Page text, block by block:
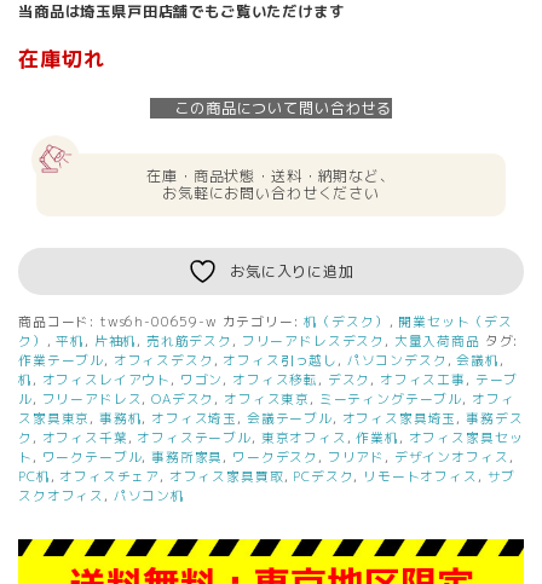
当商品は埼玉県戸田店舗でもご覧いただけます
在庫切れ
この商品について問い合わせる
在庫・商品状態・送料・納期など、
お気軽にお問い合わせください
お気に入りに追加
商品コード: tws6h-00659-w カテゴリー: 机（デスク） , 開業セット（デス
ク） ,平机 , 片袖机 , 売れ筋デスク , フリーアドレスデスク , 大量入荷商品 タグ:
作業テーブル, オフィスデスク , オフィス引っ越し , パソコンデスク ,会議机 ,
机 , オフィスレイアウト , ワゴン , オフィス移転 , デスク , オフィス工事 , テーブ
ル, フリーアドレス ,OAデスク , オフィス東京 , ミーティングテーブル, オフィ
ス家具東京 , 事務机, オフィス埼玉 , 会議テーブル, オフィス家具埼玉 , 事務デス
ク , オフィス千葉 , オフィステーブル, 東京オフィス ,作業机 , オフィス家具セッ
ト , ワークテーブル,事務所家具 , ワークデスク , フリアド , デザインオフィス ,
PC机 , オフィスチェア , オフィス家具買取, PCデスク , リモートオフィス , サブ
スクオフィス , パソコン机